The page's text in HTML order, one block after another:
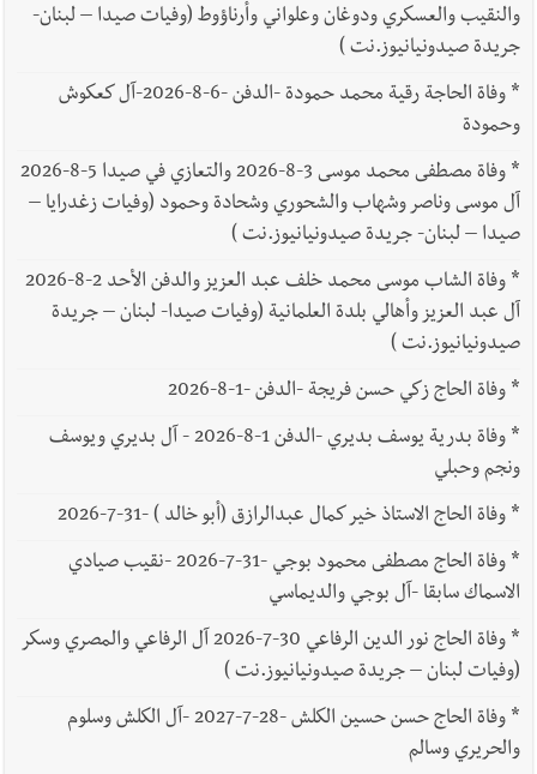
والنقيب والعسكري ودوغان وعلواني وأرناؤوط (وفيات صيدا – لبنان-
جريدة صيدونيانيوز.نت )
*
وفاة الحاجة رقية محمد حمودة -الدفن -6-8-2026-آل كعكوش
وحمودة
*
وفاة مصطفى محمد موسى 3-8-2026 والتعازي في صيدا 5-8-2026
آل موسى وناصر وشهاب والشحوري وشحادة وحمود (وفيات زغدرايا –
صيدا – لبنان- جريدة صيدونيانيوز.نت )
*
وفاة الشاب موسى محمد خلف عبد العزيز والدفن الأحد 2-8-2026
آل عبد العزيز وأهالي بلدة العلمانية (وفيات صيدا- لبنان – جريدة
صيدونيانيوز.نت )
*وفاة الحاج زكي حسن فريجة -الدفن -1-8-2026
*
وفاة بدرية يوسف بديري -الدفن 1-8-2026 - آل بديري ويوسف
ونجم وحبلي
*وفاة الحاج الاستاذ خير كمال عبدالرازق (أبو خالد ) -31-7-2026
*
وفاة الحاج مصطفى محمود بوجي -31-7-2026 -نقيب صيادي
الاسماك سابقا -آل بوجي والديماسي
*
وفاة الحاج نور الدين الرفاعي 30-7-2026 آل الرفاعي والمصري وسكر
(وفيات لبنان – جريدة صيدونيانيوز.نت )
*
وفاة الحاج حسن حسين الكلش -28-7-2027 -آل الكلش وسلوم
والحريري وسالم